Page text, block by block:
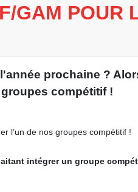
GAM POUR
prochaine ?
compétitif !
l’un de nos groupes compétitif !
intégrer un groupe